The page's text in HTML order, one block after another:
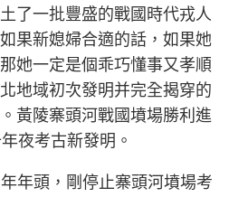
了一批豐盛的戰國時代戎人
果新媳婦合適的話，如果她
她一定是個乖巧懂事又孝順
地域初次發明并完全揭穿的
黃陵寨頭河戰國墳場勝利進
夜考古新發明。
年頭，剛停止寨頭河墳場考